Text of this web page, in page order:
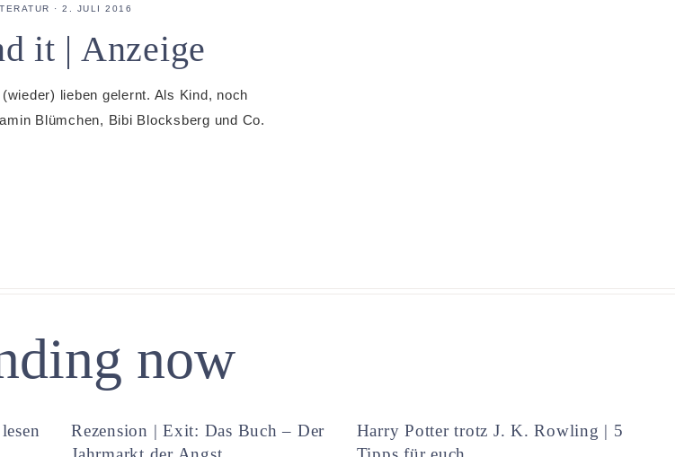
· 2. JULI 2016
it | Anzeige
lieben gelernt. Als Kind, noch
Blümchen, Bibi Blocksberg und Co.
now
Rezension | Exit: Das Buch – Der
Harry Potter trotz J. K. Rowling | 5